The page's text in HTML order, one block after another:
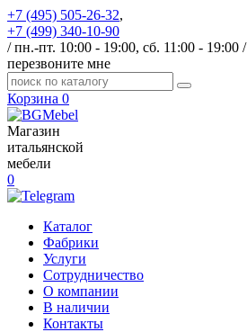
+7 (495) 505-26-32,
+7 (499) 340-10-90
/ пн.-пт. 10:00 - 19:00, сб. 11:00 - 19:00 /
перезвоните мне
Корзина 0
Магазин
итальянской
мебели
0
Каталог
Фабрики
Услуги
Сотрудничество
О компании
В наличии
Контакты